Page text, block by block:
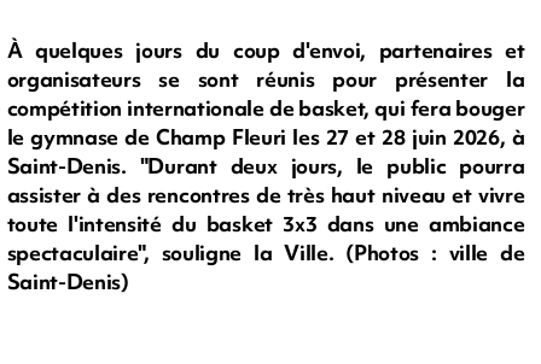
À quelques jours du coup d'envoi, partenaires et
organisateurs se sont réunis pour présenter la
compétition internationale de basket, qui fera bouger
le gymnase de Champ Fleuri les 27 et 28 juin 2026, à
Saint-Denis. "Durant deux jours, le public pourra
assister à des rencontres de très haut niveau et vivre
toute l'intensité du basket 3x3 dans une ambiance
spectaculaire", souligne la Ville. (Photos : ville de
Saint-Denis)